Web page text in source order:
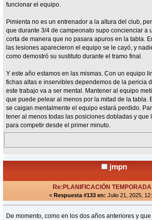
funcionar el equipo.
Pimienta no es un entrenador a la altura del club,
que durante 3/4 de campeonato supo concienciar a
corta de manera que no pasara apuros en la tabla.
las lesiones aparecieron el equipo se le cayó, y
como demostró su sustituto durante el tramo final.
Y este año estamos en las mismas. Con un equipo
fichas altas e inservibles dependemos de la pericia
este trabajo va a ser mental. Mantener al equipo
que puede pelear al menos por la mitad de la tabla.
se caigan mentalmente el equipo estará perdido.
tener al menos todas las posiciones dobladas y que
para competir desde el primer minuto.
jmpn
Re:PLANIFICACIÓN
« Respuesta #133 en: Julio 21, 2025,
De momento, como en los dos años anteriores y